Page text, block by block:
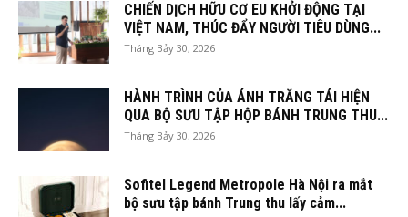
CHIẾN DỊCH HỮU CƠ EU KHỞI ĐỘNG TẠI
VIỆT NAM, THÚC ĐẨY NGƯỜI TIÊU DÙNG...
Tháng Bảy 30, 2026
HÀNH TRÌNH CỦA ÁNH TRĂNG TÁI HIỆN
QUA BỘ SƯU TẬP HỘP BÁNH TRUNG THU...
Tháng Bảy 30, 2026
Sofitel Legend Metropole Hà Nội ra mắt
bộ sưu tập bánh Trung thu lấy cảm...